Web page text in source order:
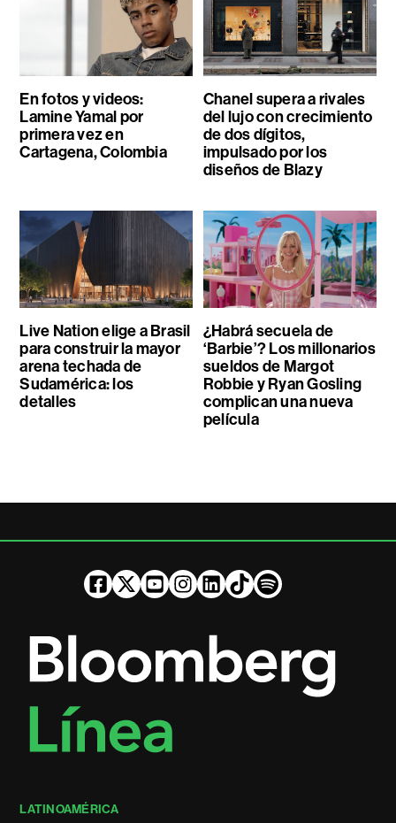
En fotos y videos:
Lamine Yamal por
primera vez en
Cartagena, Colombia
Chanel supera a rivales
del lujo con crecimiento
de dos dígitos,
impulsado por los
diseños de Blazy
Live Nation elige a Brasil
para construir la mayor
arena techada de
Sudamérica: los
detalles
¿Habrá secuela de
‘Barbie’? Los millonarios
sueldos de Margot
Robbie y Ryan Gosling
complican una nueva
película
LATINOAMÉRICA